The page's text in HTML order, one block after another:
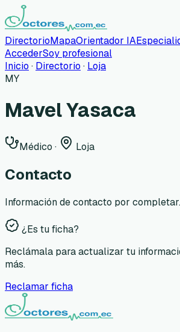
DirectorioMapaOrientador IA
AccederSoy profesional
Inicio · Directorio · Loja
MY
Mavel Yasaca
Médico · Loja
Contacto
Información de contacto por completar.
¿Es tu ficha?
Reclámala para actualizar tu
más.
Reclamar ficha